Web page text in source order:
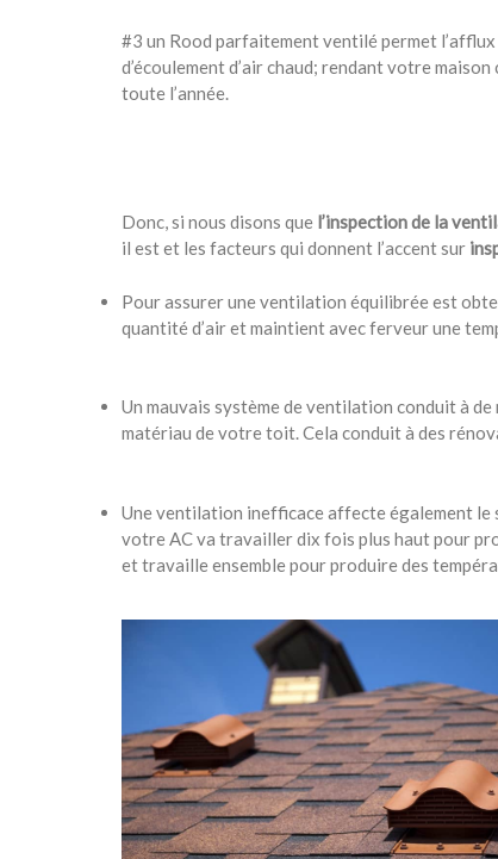
#3 un Rood parfaitement ventilé permet
d’écoulement d’air chaud; rendant votre
toute l’année.
Donc, si nous disons que l’inspection de la
il est et les facteurs qui donnent l’accent sur
Pour assurer une ventilation équilibrée est
quantité d’air et maintient avec ferveur une
Un mauvais système de ventilation conduit à
matériau de votre toit. Cela conduit à des
Une ventilation inefficace affecte également le
votre AC va travailler dix fois plus haut pour
et travaille ensemble pour produire des